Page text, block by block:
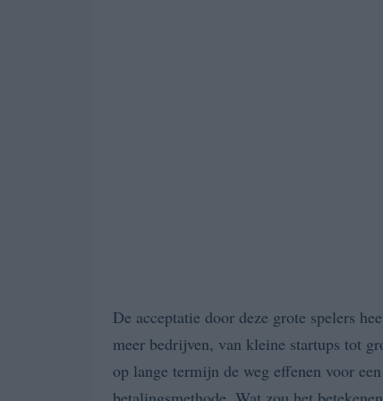
De acceptatie door deze grote spelers
meer bedrijven, van kleine startups tot
op lange termijn de weg effenen voor